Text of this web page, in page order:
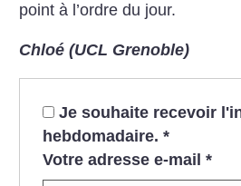
point à l’ordre du jour.
Chloé (UCL Grenoble)
Je souhaite recevoir
hebdomadaire. *
Votre adresse e-mail *